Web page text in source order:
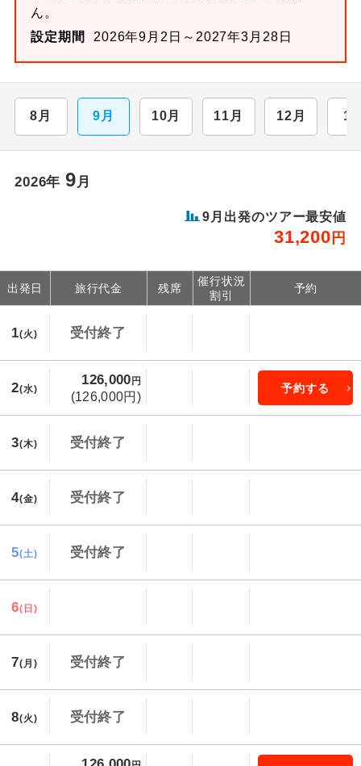
ん。
設定期間
2026年9月2日～2027年3月28日
8月 9月 10月 11月 12月 1
2026年 9月
9月出発のツアー最安値
31,200 円
出発日 旅行代金 残席
催行状況
割引
予約
1(火) 受付終了
2(水)
126,000円
(126,000円)
予約する
3(木) 受付終了
4(金) 受付終了
5(土) 受付終了
6(日)
7(月) 受付終了
8(火) 受付終了